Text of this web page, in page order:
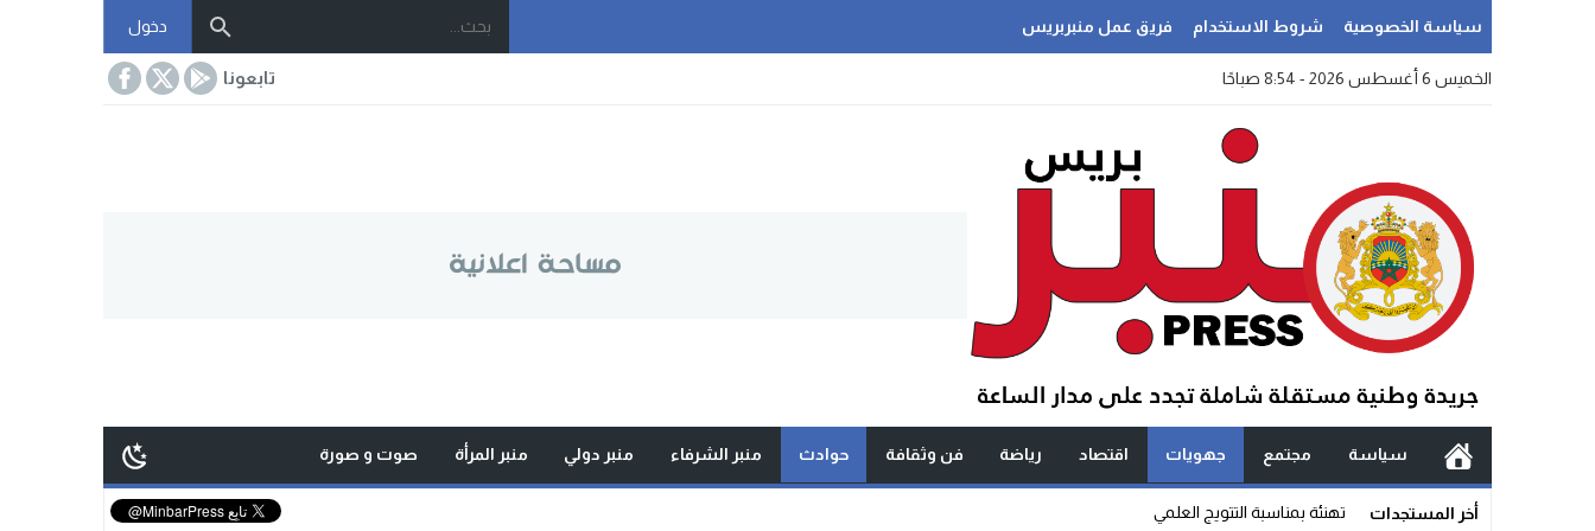
سياسة الخصوصية شروط الاستخدام فريق عمل منبربريس دخول
الخميس 6 أغسطس 2026 - 8:54 صباحًا تابعونا
سياسة مجتمع جهويات اقتصاد رياضة فن وثقافة حوادث منبر الشرفاء منبر دولي منبر المرأة صوت و صورة
أخر المستجدات س _